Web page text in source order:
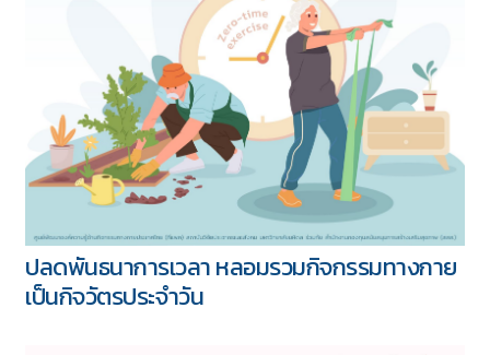
ปลดพันธนาการเวลา หลอมรวมกิจกรรมทางกาย
เป็นกิจวัตรประจำวัน